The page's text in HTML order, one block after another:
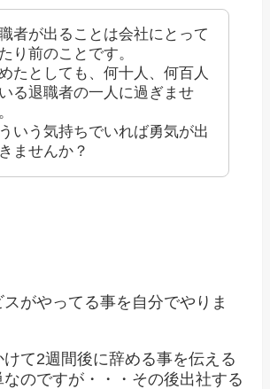
者が出ることは会社にとって
り前のことです。
たとしても、何十人、何百人
る退職者の一人に過ぎませ
いう気持ちでいれば勇気が出
ませんか？
がやってる事を自分でやりま
て2週間後に辞める事を伝える
のですが・・・その後出社する